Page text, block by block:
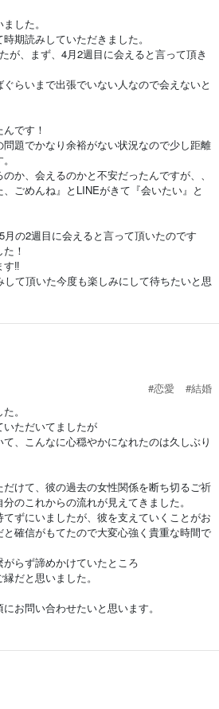
した。
期読みしていただきました。
が、まず、4月2週目に会えると言って頂き
らいまで出張でいない人なので会えないと
です！
題でかなり余裕がない状況なので少し距離
か、会えるのかと不安だったんですが、、
ごめんね』とLINEがきて『会いたい』と
の2週目に会えると言って頂いたのです
！
す‼️
て頂いた今度も楽しみにして待ちたいと思
#恋愛
#結婚
。
ただいてましたが
、こんなに心穏やかになれたのは久しぶり
けて、彼の過去の女性関係を断ち切るご祈
のこれからの流れが見えてきました。
ずにいましたが、彼を支えていくことがお
確信がもてたので大変心強く貴重な時間で
らず諦めかけていたところ
だと思いました。
お問い合わせたいと思います。